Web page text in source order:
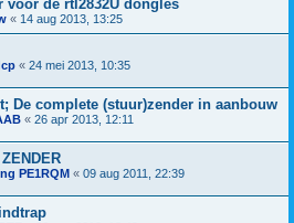
voor de rtl2832U dongles
« 14 aug 2013, 13:25
« 24 mei 2013, 10:35
De complete (stuur)zender in aanbouw
« 26 apr 2013, 12:11
PE1RQM « 09 aug 2011, 22:39